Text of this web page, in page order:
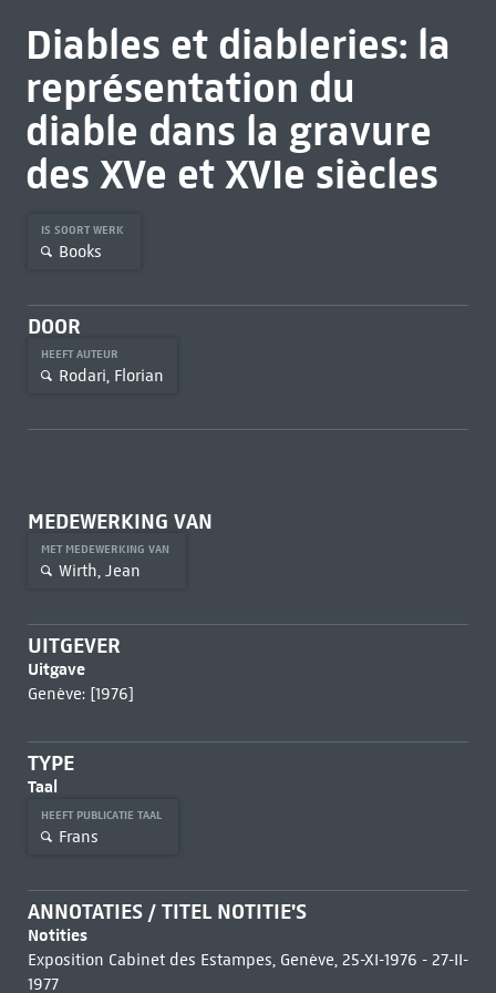
Diables et diableries: la
représentation du
diable dans la gravure
des XVe et XVIe siècles
IS SOORT WERK
Books
DOOR
HEEFT AUTEUR
Rodari, Florian
MEDEWERKING VAN
MET MEDEWERKING VAN
Wirth, Jean
UITGEVER
Uitgave
Genève: [1976]
TYPE
Taal
HEEFT PUBLICATIE TAAL
Frans
ANNOTATIES / TITEL NOTITIE'S
Notities
Exposition Cabinet des Estampes, Genève, 25-XI-1976 - 27-II-
1977